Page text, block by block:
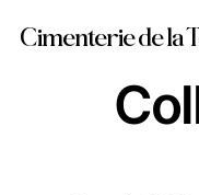
Cimenterie de la